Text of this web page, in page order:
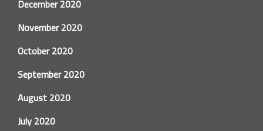
December 2020
November 2020
October 2020
September 2020
August 2020
July 2020